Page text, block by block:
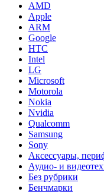
AMD
Apple
ARM
Google
HTC
Intel
LG
Microsoft
Motorola
Nokia
Nvidia
Qualcomm
Samsung
Sony
Аксессуары,
Аудио- и
Без рубрики
Бенчмарки